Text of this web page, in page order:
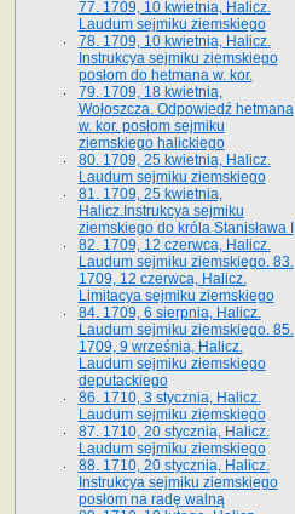
77. 1709, 10 kwietnia, Halicz.
Laudum sejmiku ziemskiego
78. 1709, 10 kwietnia, Halicz.
Instrukcya sejmiku ziemskiego
posłom do hetmana w. kor.
79. 1709, 18 kwietnia,
Wołoszcza. Odpowiedź hetmana
w. kor. posłom sejmiku
ziemskiego halickiego
80. 1709, 25 kwietnia, Halicz.
Laudum sejmiku ziemskiego
81. 1709, 25 kwietnia,
Halicz.Instrukcya sejmiku
ziemskiego do króla Stanisława I
82. 1709, 12 czerwca, Halicz.
Laudum sejmiku ziemskiego. 83.
1709, 12 czerwca, Halicz.
Limitacya sejmiku ziemskiego
84. 1709, 6 sierpnia, Halicz.
Laudum sejmiku ziemskiego. 85.
1709, 9 września, Halicz.
Laudum sejmiku ziemskiego
deputackiego
86. 1710, 3 stycznia, Halicz.
Laudum sejmiku ziemskiego
87. 1710, 20 stycznia, Halicz.
Laudum sejmiku ziemskiego
88. 1710, 20 stycznia, Halicz.
Instrukcya sejmiku ziemskiego
posłom na radę walną